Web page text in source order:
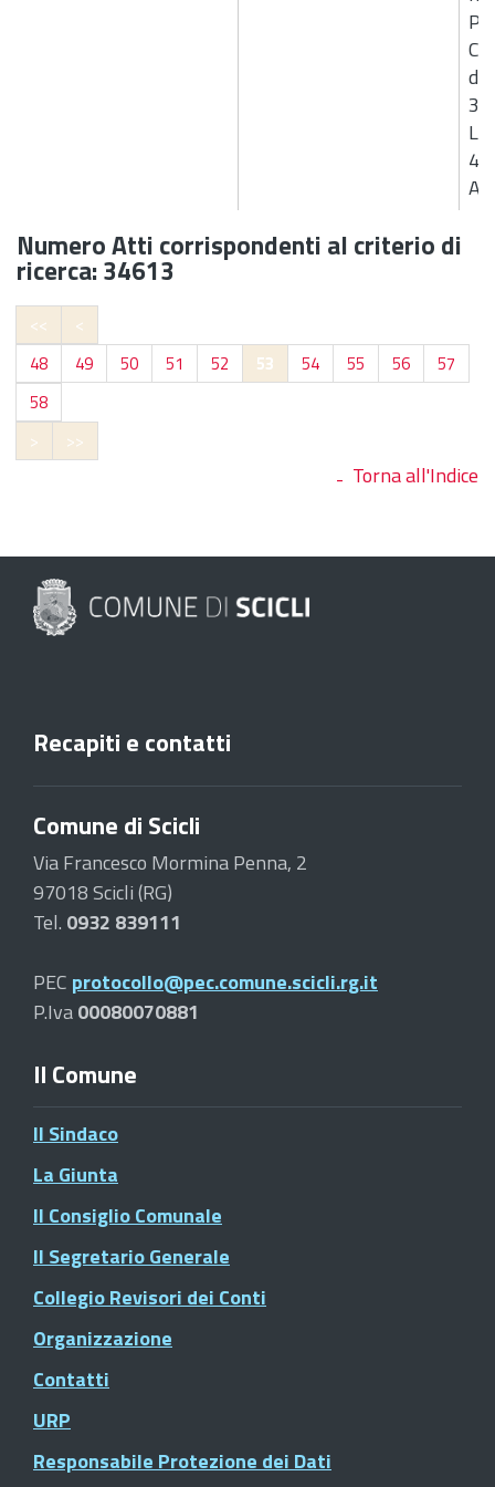
di
4
Numero Atti corrispondenti al criterio di
ricerca: 34613
<<
<
48
49 50 51 52 53 54 55 56
57
58
>
>>
Torna all'Indice
Recapiti e contatti
Comune di Scicli
Via Francesco Mormina Penna, 2
97018 Scicli (RG)
Tel. 0932 839111
PEC protocollo@pec.comune.scicli.rg.it
P.Iva00080070881
Il Comune
Il Sindaco
La Giunta
Il Consiglio Comunale
Il Segretario Generale
Collegio Revisori dei Conti
Organizzazione
Contatti
URP
Responsabile Protezione dei Dati